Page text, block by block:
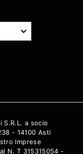
a socio
- 14100 Asti
Imprese
N. T 315315054 -